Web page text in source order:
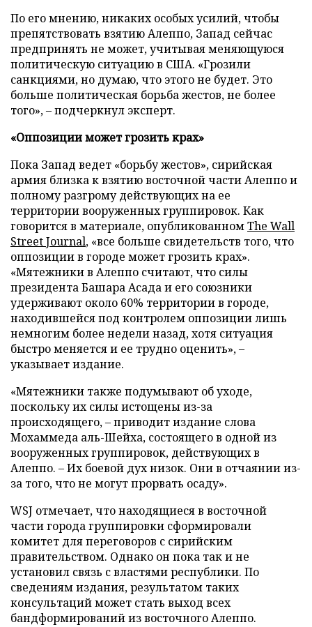
По его мнению, никаких особых усилий, чтобы
препятствовать взятию Алеппо, Запад сейчас
предпринять не может, учитывая меняющуюся
политическую ситуацию в США. «Грозили
санкциями, но думаю, что этого не будет. Это
больше политическая борьба жестов, не более
того», – подчеркнул эксперт.
«Оппозиции может грозить крах»
Пока Запад ведет «борьбу жестов», сирийская
армия близка к взятию восточной части Алеппо и
полному разгрому действующих на ее
территории вооруженных группировок. Как
говорится в материале, опубликованномThe Wall
Street Journal, «все больше свидетельств того, что
оппозиции в городе может грозить крах».
«Мятежники в Алеппо считают, что силы
президента Башара Асада и его союзники
удерживают около 60% территории в городе,
находившейся под контролем оппозиции лишь
немногим более недели назад, хотя ситуация
быстро меняется и ее трудно оценить», –
указывает издание.
«Мятежники также подумывают об уходе,
поскольку их силы истощены из-за
происходящего, – приводит издание слова
Мохаммеда аль-Шейха, состоящего в одной из
вооруженных группировок, действующих в
Алеппо. – Их боевой дух низок. Они в отчаянии из-
за того, что не могут прорвать осаду».
WSJ отмечает, что находящиеся в восточной
части города группировки сформировали
комитет для переговоров с сирийским
правительством. Однако он пока так и не
установил связь с властями республики. По
сведениям издания, результатом таких
консультаций может стать выход всех
бандформирований из восточного Алеппо.